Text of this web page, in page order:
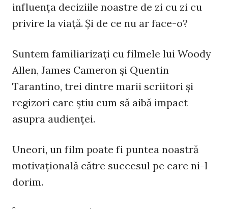
influenţa deciziile noastre de zi cu zi cu
privire la viaţă. Şi de ce nu ar face-o?
Suntem familiarizaţi cu filmele lui Woody
Allen, James Cameron şi Quentin
Tarantino, trei dintre marii scriitori şi
regizori care ştiu cum să aibă impact
asupra audienţei.
Uneori, un film poate fi puntea noastră
motivaţională către succesul pe care ni-l
dorim.